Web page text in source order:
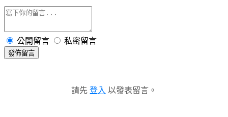
公開留言 私密留言
發佈留言
請先 登入 以發表留言。